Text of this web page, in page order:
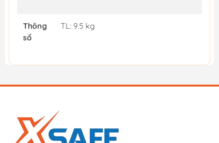
Thông
số
TL: 9.5 kg